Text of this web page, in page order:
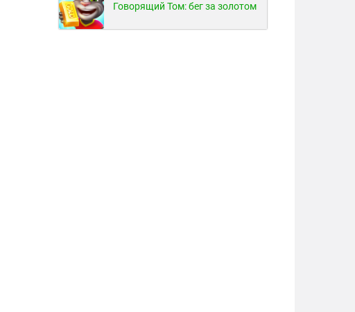
Говорящий Том: бег за золотом